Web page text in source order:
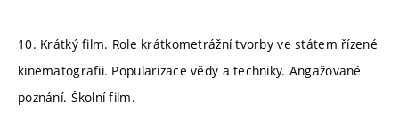
10. Krátký film. Role krátkometrážní tvorby ve státem řízené
kinematografii. Popularizace vědy a techniky. Angažované
poznání. Školní film.